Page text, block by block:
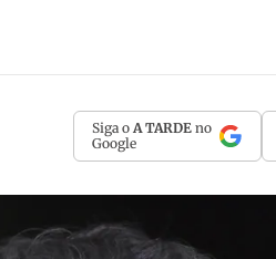
Siga o A TARDE no
Google